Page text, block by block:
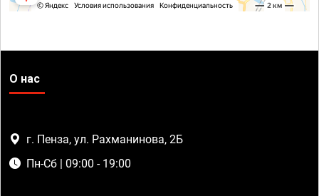
О нас
г. Пенза, ул. Рахманинова, 2Б
Пн-Сб | 09:00 - 19:00